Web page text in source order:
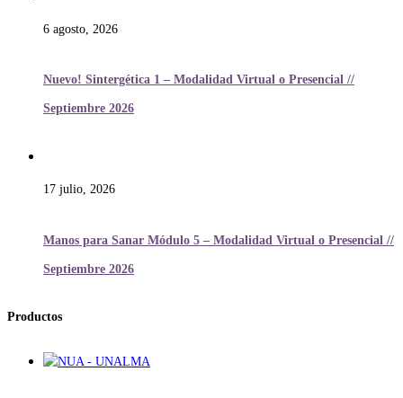
6 agosto, 2026
Nuevo! Sintergética 1 – Modalidad Virtual o Presencial //
Septiembre 2026
17 julio, 2026
Manos para Sanar Módulo 5 – Modalidad Virtual o Presencial //
Septiembre 2026
Productos